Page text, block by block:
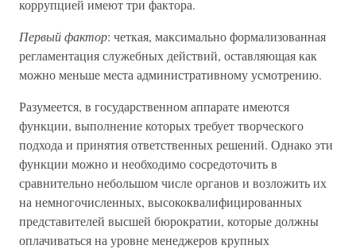
коррупцией имеют три фактора.
Первый фактор: четкая, максимально формализованная
регламентация служебных действий, оставляющая как
можно меньше места административному усмотрению.
Разумеется, в государственном аппарате имеются
функции, выполнение которых требует творческого
подхода и принятия ответственных решений. Однако эти
функции можно и необходимо сосредоточить в
сравнительно небольшом числе органов и возложить их
на немногочисленных, высококвалифицированных
представителей высшей бюрократии, которые должны
оплачиваться на уровне менеджеров крупных